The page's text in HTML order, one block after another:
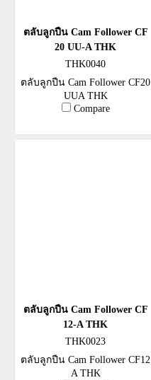
ตลับลูกปืน Cam Follower CF
20 UU-A THK
THK0040
ตลับลูกปืน Cam Follower CF20
UUA THK
Compare
ตลับลูกปืน Cam Follower CF
12-A THK
THK0023
ตลับลูกปืน Cam Follower CF12
A THK